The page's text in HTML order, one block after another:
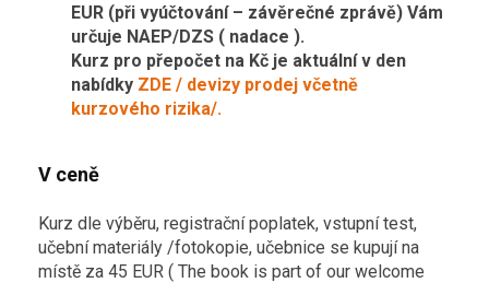
EUR (při vyúčtování – závěrečné zprávě) Vám
určuje NAEP/DZS ( nadace ).
Kurz pro přepočet na Kč je aktuální v den
nabídky ZDE / devizy prodej včetně
kurzového rizika/.
V ceně
Kurz dle výběru, registrační poplatek, vstupní test,
učební materiály /fotokopie, učebnice se kupují na
místě za 45 EUR ( The book is part of our welcome